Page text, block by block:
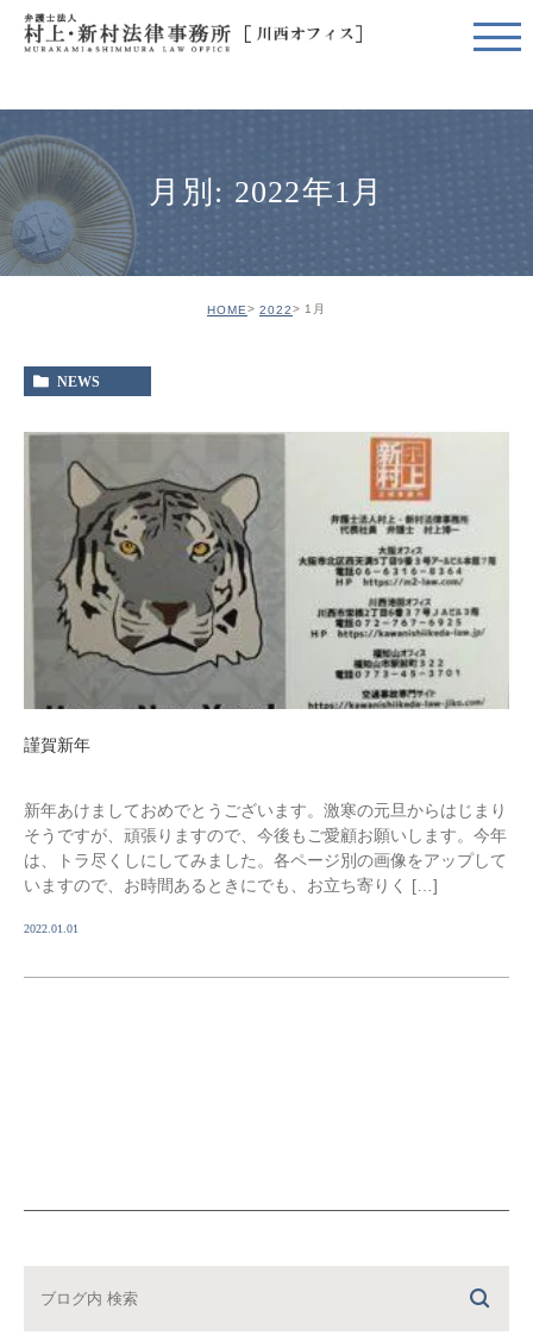
月別: 2022年1月
HOME 2022 1月
NEWS
謹賀新年
新年あけましておめでとうございます。激寒の元旦からはじまり
そうですが、頑張りますので、今後もご愛顧お願いします。今年
は、トラ尽くしにしてみました。各ページ別の画像をアップして
いますので、お時間あるときにでも、お立ち寄りく […]
2022.01.01